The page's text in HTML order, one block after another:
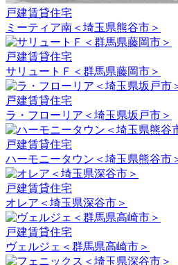
戸建賃貸住宅
ミーティア南＜埼玉県熊谷市＞
戸建賃貸住宅
サリュートＦ＜群馬県藤岡市＞
戸建賃貸住宅
ラ・フローリア＜埼玉県坂戸市＞
戸建賃貸住宅
ハーモニータウン＜埼玉県熊谷市
戸建賃貸住宅
オレア＜埼玉県深谷市＞
戸建賃貸住宅
ヴェルジェ＜群馬県高崎市＞